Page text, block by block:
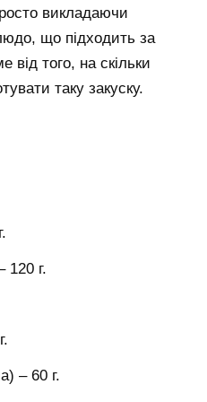
викладаючи
що підходить за
від того, на скільки
таку закуску.
120 г.
– 60 г.